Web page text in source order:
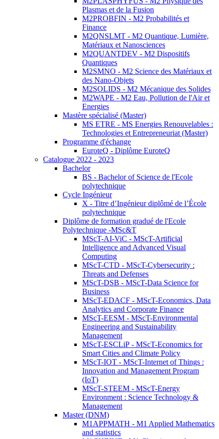
Plasmas et de la Fusion
M2PROBFIN - M2 Probabilités et
Finance
M2QNSLMT - M2 Quantique, Lumière,
Matériaux et Nanosciences
M2QUANTDEV - M2 Dispositifs
Quantiques
M2SMNO - M2 Science des Matériaux et
des Nano-Objets
M2SOLIDS - M2 Mécanique des Solides
M2WAPE - M2 Eau, Pollution de l'Air et
Energies
Mastère spécialisé (Master)
MS ETRE - MS Energies Renouvelables :
Technologies et Entrepreneuriat (Master)
Programme d'échange
EuroteQ - Diplôme EuroteQ
Catalogue 2022 - 2023
Bachelor
BS - Bachelor of Science de l'Ecole
polytechnique
Cycle Ingénieur
X - Titre d’Ingénieur diplômé de l’École
polytechnique
Diplôme de formation gradué de l'Ecole
Polytechnique -MSc&T
MScT-AI-ViC - MScT-Artificial
Intelligence and Advanced Visual
Computing
MScT-CTD - MScT-Cybersecurity :
Threats and Defenses
MScT-DSB - MScT-Data Science for
Business
MScT-EDACF - MScT-Economics, Data
Analytics and Corporate Finance
MScT-EESM - MScT-Environmental
Engineering and Sustainability
Management
MScT-ESCLiP - MScT-Economics for
Smart Cities and Climate Policy
MScT-IOT - MScT-Internet of Things :
Innovation and Management Program
(IoT)
MScT-STEEM - MScT-Energy
Environment : Science Technology &
Management
Master (DNM)
M1APPMATH - M1 Applied Mathematics
and statistics